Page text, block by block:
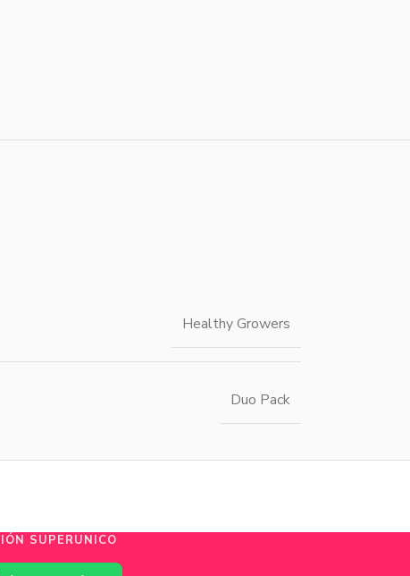
Healthy Growers
Duo Pack
SUPERUNICO